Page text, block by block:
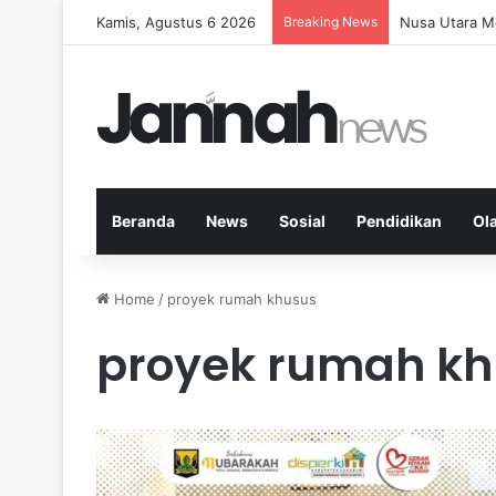
Kamis, Agustus 6 2026 Breaking News Memperkuat
Beranda News Sosial Pendidikan
Home / proyek rumah khusus
proyek rumah